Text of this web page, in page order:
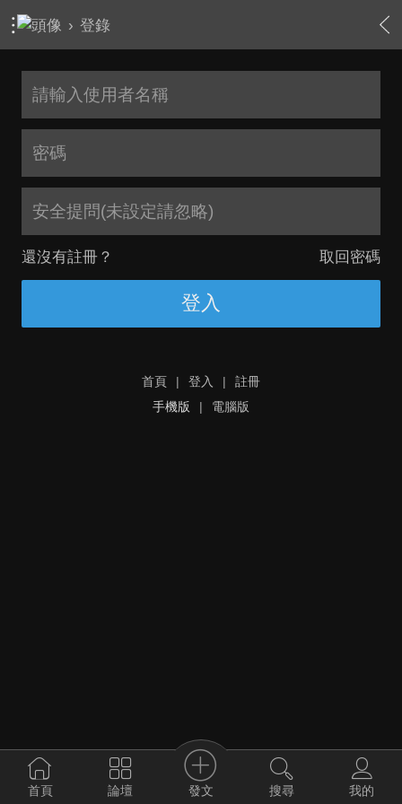
› 登錄
安全提問(未設定請忽略)
還沒有註冊？ 取回密碼
登入
首頁 | 登入 |
註冊
手機版
| 電腦版
首頁 論壇 發文 搜尋 我的